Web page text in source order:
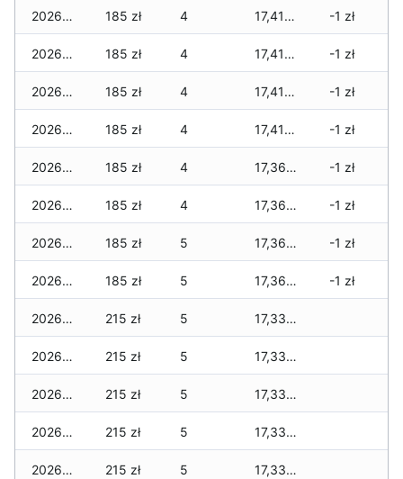
2026-06-23 185 zł 4 17,415 zł -1 zł
2026-06-22 185 zł 4 17,415 zł -1 zł
2026-06-21 185 zł 4 17,415 zł -1 zł
2026-06-20 185 zł 4 17,415 zł -1 zł
2026-06-19 185 zł 4 17,365 zł -1 zł
2026-06-18 185 zł 4 17,365 zł -1 zł
2026-06-17 185 zł 5 17,365 zł -1 zł
2026-06-16 185 zł 5 17,360 zł -1 zł
2026-06-15 215 zł 5 17,330 zł
2026-06-14 215 zł 5 17,330 zł
2026-06-13 215 zł 5 17,330 zł
2026-06-12 215 zł 5 17,330 zł
2026-06-11 215 zł 5 17,330 zł